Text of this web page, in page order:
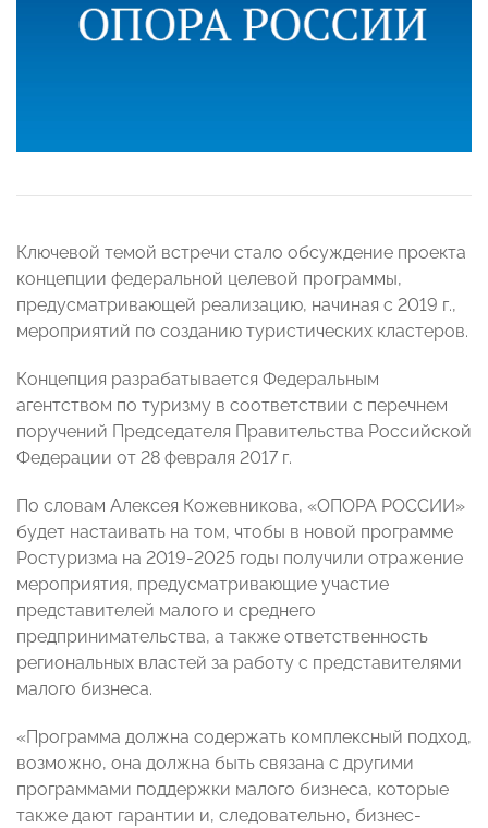
Ключевой темой встречи стало обсуждение проекта
концепции федеральной целевой программы,
предусматривающей реализацию, начиная с 2019 г.,
мероприятий по созданию туристических кластеров.
Концепция разрабатывается Федеральным
агентством по туризму в соответствии с перечнем
поручений Председателя Правительства Российской
Федерации от 28 февраля 2017 г.
По словам Алексея Кожевникова, «ОПОРА РОССИИ»
будет настаивать на том, чтобы в новой программе
Ростуризма на 2019-2025 годы получили отражение
мероприятия, предусматривающие участие
представителей малого и среднего
предпринимательства, а также ответственность
региональных властей за работу с представителями
малого бизнеса.
«Программа должна содержать комплексный подход,
возможно, она должна быть связана с другими
программами поддержки малого бизнеса, которые
также дают гарантии и, следовательно, бизнес-